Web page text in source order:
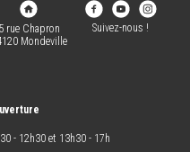
5 rue Chapron
Mondeville
Suivez-nous !
- 12h30 et 13h30 - 17h